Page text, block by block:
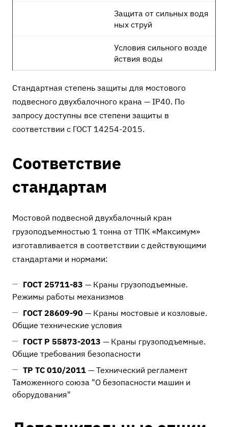
Защита от сильных водя
ных струй
Условия сильного возде
йствия воды
Стандартная степень защиты для мостового
подвесного двухбалочного крана — IP40. По
запросу доступны все степени защиты в
соответствии с ГОСТ 14254-2015.
Соответствие
стандартам
Мостовой подвесной двухбалочный кран
грузоподъемностью 1 тонна от ТПК «Максимум»
изготавливается в соответствии с действующими
стандартами и нормами:
ГОСТ 25711-83 — Краны грузоподъемные.
Режимы работы механизмов
ГОСТ 28609-90 — Краны мостовые и козловые.
Общие технические условия
ГОСТ Р 55873-2013 — Краны грузоподъемные.
Общие требования безопасности
ТР ТС 010/2011 — Технический регламент
Таможенного союза "О безопасности машин и
оборудования"